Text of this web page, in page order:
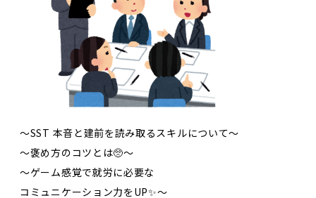
〜SST 本音と建前を読み取るスキルについて〜
〜褒め方のコツとは🥺〜
〜ゲーム感覚で就労に必要な
コミュニケーション力をUP✨〜